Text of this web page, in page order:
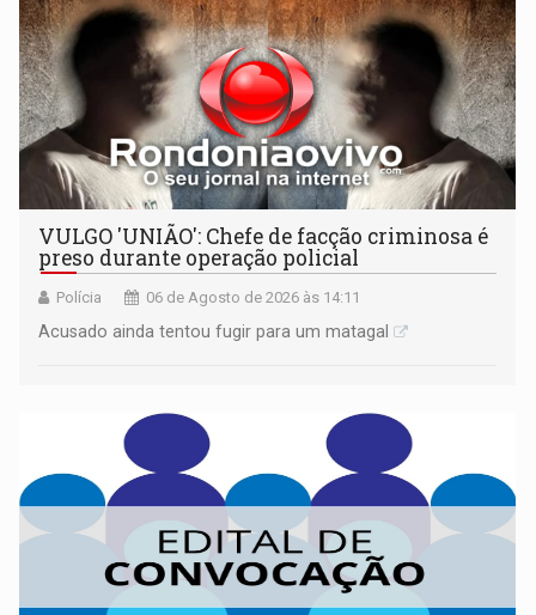
VULGO 'UNIÃO': Chefe de facção criminosa é
preso durante operação policial
Polícia 06 de Agosto de 2026 às 14:11
Acusado ainda tentou fugir para um matagal